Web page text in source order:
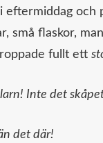
eftermiddag
små flaskor,
fullt ett
Inte det
det där!